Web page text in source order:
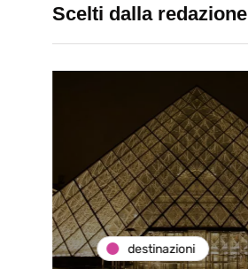
Scelti dalla redazione
destinazioni